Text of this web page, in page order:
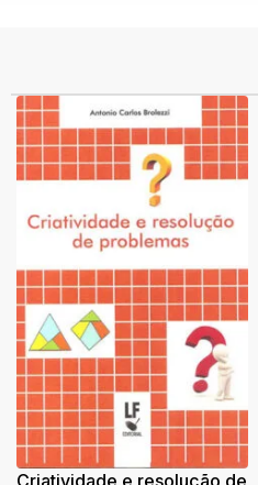
Criatividade e resolução de